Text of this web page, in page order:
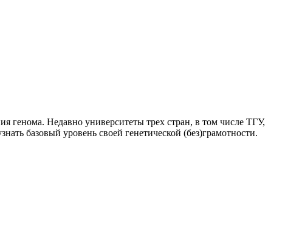
генома. Недавно университеты трех стран, в том числе ТГУ,
базовый уровень своей генетической (без)грамотности.